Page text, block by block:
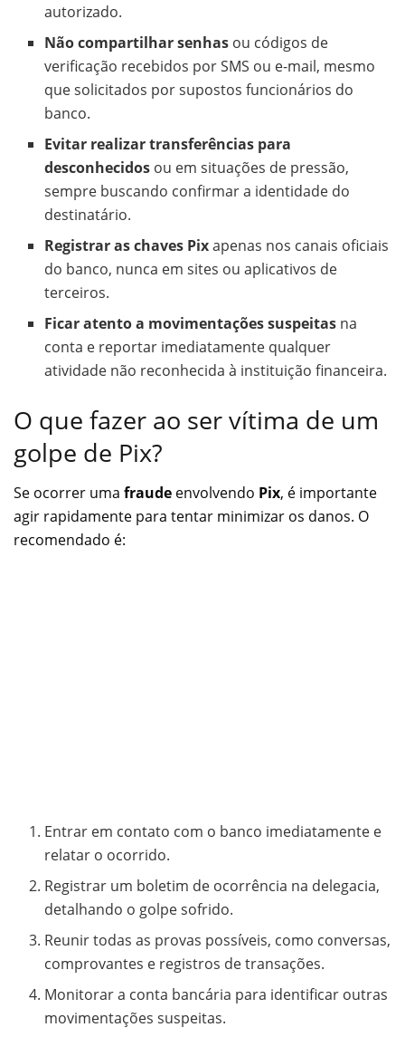
autorizado.
Não compartilhar senhas ou códigos de
verificação recebidos por SMS ou e-mail, mesmo
que solicitados por supostos funcionários do
banco.
Evitar realizar transferências para
desconhecidos ou em situações de pressão,
sempre buscando confirmar a identidade do
destinatário.
Registrar as chaves Pixapenas nos canais oficiais
do banco, nunca em sites ou aplicativos de
terceiros.
Ficar atento a movimentações suspeitas na
conta e reportar imediatamente qualquer
atividade não reconhecida à instituição financeira.
O que fazer ao ser vítima de um
golpe de Pix?
Se ocorrer uma fraude envolvendo Pix, é importante
agir rapidamente para tentar minimizar os danos. O
recomendado é:
Entrar em contato com o banco imediatamente e
relatar o ocorrido.
Registrar um boletim de ocorrência na delegacia,
detalhando o golpe sofrido.
Reunir todas as provas possíveis, como conversas,
comprovantes e registros de transações.
Monitorar a conta bancária para identificar outras
movimentações suspeitas.